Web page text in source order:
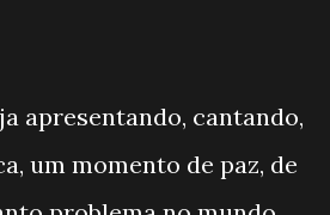
apresentando, cantando,
um momento de paz, de